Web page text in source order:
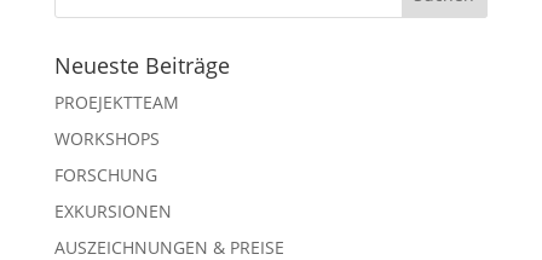
Neueste Beiträge
PROEJEKTTEAM
WORKSHOPS
FORSCHUNG
EXKURSIONEN
AUSZEICHNUNGEN & PREISE